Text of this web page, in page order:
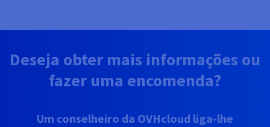
Deseja obter mais informações ou
fazer uma encomenda?
Um conselheiro da OVHcloud liga-lhe